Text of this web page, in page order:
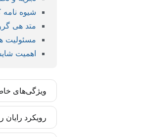
شیوه
متد هی
مسئولیت
اهمیت
ویژگی‌های
کارگاه‌های
تضمین شده است.
رویکرد رایان